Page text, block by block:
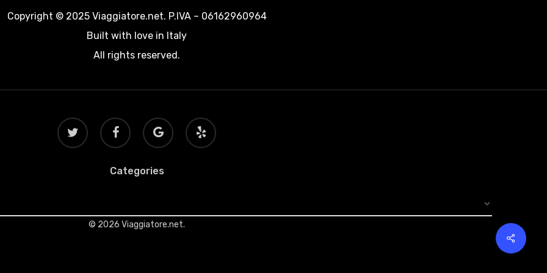
Copyright © 2025 Viaggiatore.net. P.IVA – 06162960964
Built with love in Italy
All rights reserved.
twitter facebook
google-
plus
yelp
Categories
© 2026 Viaggiatore.net.